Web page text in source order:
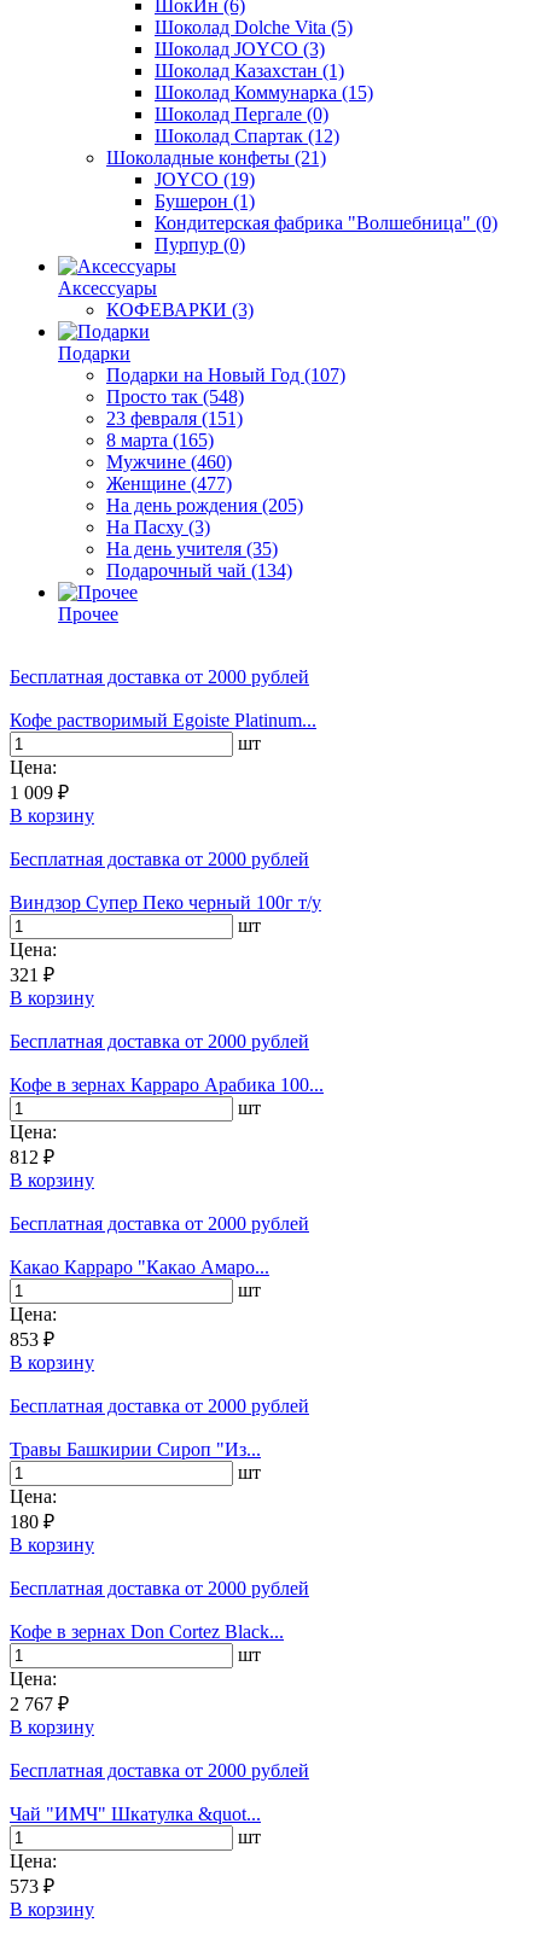
ШокИн (6)
Шоколад Dolche Vita (5)
Шоколад JOYCO (3)
Шоколад Казахстан (1)
Шоколад Коммунарка (15)
Шоколад Пергале (0)
Шоколад Спартак (12)
Шоколадные конфеты (21)
JOYCO (19)
Бушерон (1)
Кондитерская фабрика "Волшебница" (0)
Пурпур (0)
Аксессуары
КОФЕВАРКИ (3)
Подарки
Подарки на Новый Год (107)
Просто так (548)
23 февраля (151)
8 марта (165)
Мужчине (460)
Женщине (477)
На день рождения (205)
На Пасху (3)
На день учителя (35)
Подарочный чай (134)
Прочее
Бесплатная доставка от 2000 рублей
Кофе растворимый Egoiste Platinum...
шт
Цена:
1 009 ₽
В корзину
Бесплатная доставка от 2000 рублей
Виндзор Супер Пеко черный 100г т/у
шт
Цена:
321 ₽
В корзину
Бесплатная доставка от 2000 рублей
Кофе в зернах Карраро Арабика 100...
шт
Цена:
812 ₽
В корзину
Бесплатная доставка от 2000 рублей
Какао Карраро "Какао Амаро...
шт
Цена:
853 ₽
В корзину
Бесплатная доставка от 2000 рублей
Травы Башкирии Сироп "Из...
шт
Цена:
180 ₽
В корзину
Бесплатная доставка от 2000 рублей
Кофе в зернах Don Cortez Black...
шт
Цена:
2 767 ₽
В корзину
Бесплатная доставка от 2000 рублей
Чай "ИМЧ" Шкатулка &quot...
шт
Цена:
573 ₽
В корзину